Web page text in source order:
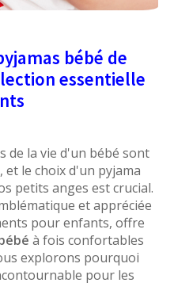
bébé de
essentielle
de la vie d'un bébé sont
le choix d'un pyjama
petits anges est crucial.
et appréciée
pour enfants, offre
à fois confortables
explorons pourquoi
pour les